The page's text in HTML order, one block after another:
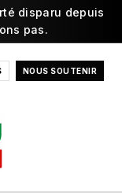
disparu depuis
pas.
NOUS SOUTENIR